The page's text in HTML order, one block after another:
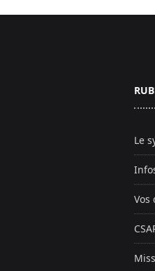
Le
Vos